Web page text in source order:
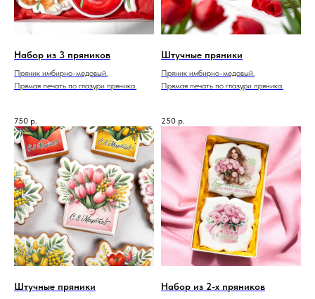
Набор из 3 пряников
Пряник имбирно-медовый.
Прямая печать по глазури пряника.
750 р.
Штучные пряники
Пряник имбирно-медовый.
Прямая печать по глазури пряника.
250 р.
Штучные пряники Набор из 2-х пряников